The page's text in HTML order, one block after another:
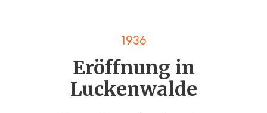
1936
Eröffnung in
Luckenwalde